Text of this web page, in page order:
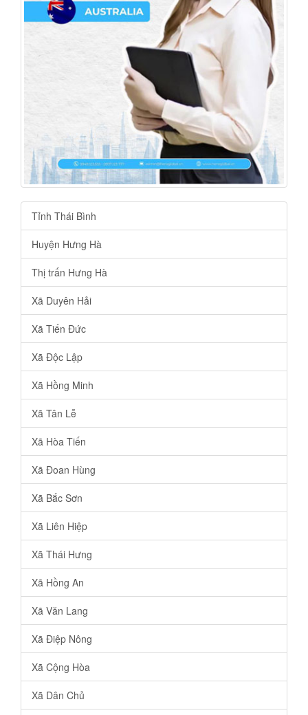
Tỉnh Thái Bình
Huyện Hưng Hà
Thị trấn Hưng Hà
Xã Duyên Hải
Xã Tiến Đức
Xã Độc Lập
Xã Hồng Minh
Xã Tân Lễ
Xã Hòa Tiến
Xã Đoan Hùng
Xã Bắc Sơn
Xã Liên Hiệp
Xã Thái Hưng
Xã Hồng An
Xã Văn Lang
Xã Điệp Nông
Xã Cộng Hòa
Xã Dân Chủ